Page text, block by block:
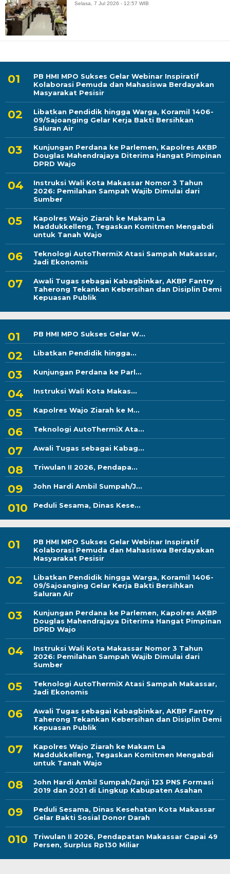
PB HMI MPO Sukses Gelar Webinar Inspiratif
Kolaborasi Pemuda dan Mahasiswa Berdayakan
Masyarakat Pesisir
Libatkan Pendidik hingga Warga, Koramil 1406-
09/Sajoanging Gelar Kerja Bakti Bersihkan
Saluran Air
Kunjungan Perdana ke Parlemen, Kapolres AKBP
Douglas Mahendrajaya Diterima Hangat Pimpinan
DPRD Wajo
Instruksi Wali Kota Makassar Nomor 3 Tahun
2026: Pemilahan Sampah Wajib Dimulai dari
Sumber
Kapolres Wajo Ziarah ke Makam La
Maddukkelleng, Tegaskan Komitmen Mengabdi
untuk Tanah Wajo
Teknologi AutoThermiX Atasi Sampah Makassar,
Jadi Ekonomis
Awali Tugas sebagai Kabagbinkar, AKBP Fantry
Taherong Tekankan Kebersihan dan Disiplin Demi
Kepuasan Publik
PB HMI MPO Sukses Gelar W...
Libatkan Pendidik hingga...
Kunjungan Perdana ke Parl...
Instruksi Wali Kota Makas...
Kapolres Wajo Ziarah ke M...
Teknologi AutoThermiX Ata...
Awali Tugas sebagai Kabag...
Triwulan II 2026, Pendapa...
John Hardi Ambil Sumpah/J...
Peduli Sesama, Dinas Kese...
Selasa, 7 Jul 2026 - 12:57 WIB
PB HMI MPO Sukses Gelar Webinar Inspiratif
Kolaborasi Pemuda dan Mahasiswa Berdayakan
Masyarakat Pesisir
Libatkan Pendidik hingga Warga, Koramil 1406-
09/Sajoanging Gelar Kerja Bakti Bersihkan
Saluran Air
Kunjungan Perdana ke Parlemen, Kapolres AKBP
Douglas Mahendrajaya Diterima Hangat Pimpinan
DPRD Wajo
Instruksi Wali Kota Makassar Nomor 3 Tahun
2026: Pemilahan Sampah Wajib Dimulai dari
Sumber
Teknologi AutoThermiX Atasi Sampah Makassar,
Jadi Ekonomis
Awali Tugas sebagai Kabagbinkar, AKBP Fantry
Taherong Tekankan Kebersihan dan Disiplin Demi
Kepuasan Publik
Kapolres Wajo Ziarah ke Makam La
Maddukkelleng, Tegaskan Komitmen Mengabdi
untuk Tanah Wajo
John Hardi Ambil Sumpah/Janji 123 PNS Formasi
2019 dan 2021 di Lingkup Kabupaten Asahan
Peduli Sesama, Dinas Kesehatan Kota Makassar
Gelar Bakti Sosial Donor Darah
Triwulan II 2026, Pendapatan Makassar Capai 49
Persen, Surplus Rp130 Miliar